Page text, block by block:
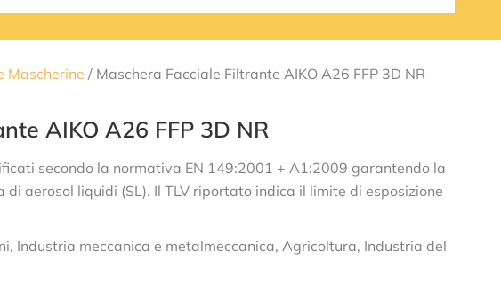
Mascherine / Maschera Facciale Filtrante AIKO A26 FFP 3D NR
AIKO A26 FFP 3D NR
secondo la normativa EN 149:2001 + A1:2009 garantendo la
di aerosol liquidi (SL). Il TLV riportato indica il limite di esposizione
Industria meccanica e metalmeccanica, Agricoltura, Industria del